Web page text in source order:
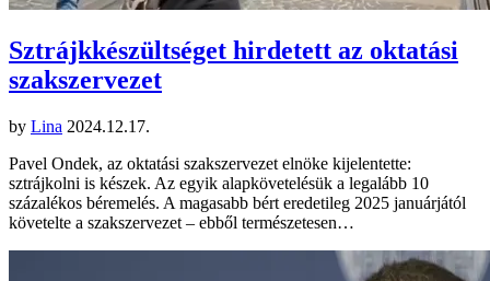
Sztrájkkészültséget hirdetett az oktatási
szakszervezet
by Lina 2024.12.17.
Pavel Ondek, az oktatási szakszervezet elnöke kijelentette:
sztrájkolni is készek. Az egyik alapkövetelésük a legalább 10
százalékos béremelés. A magasabb bért eredetileg 2025 januárjától
követelte a szakszervezet – ebből természetesen…